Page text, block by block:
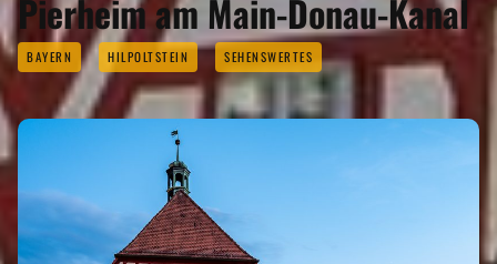
Pierheim am Main-Donau-Kanal
BAYERN HILPOLTSTEIN SEHENSWERTES